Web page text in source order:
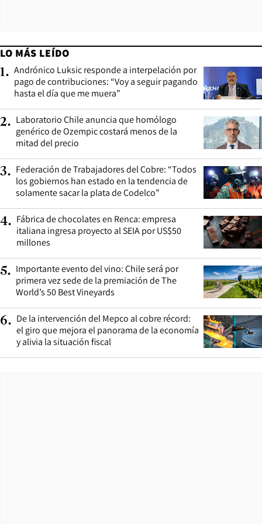
LO MÁS LEÍDO
1. Andrónico Luksic responde a interpelación por
pago de contribuciones: “Voy a seguir pagando
hasta el día que me muera”
2. Laboratorio Chile anuncia que homólogo
genérico de Ozempic costará menos de la
mitad del precio
3. Federación de Trabajadores del Cobre: “Todos
los gobiernos han estado en la tendencia de
solamente sacar la plata de Codelco”
4. Fábrica de chocolates en Renca: empresa
italiana ingresa proyecto al SEIA por US$50
millones
5. Importante evento del vino: Chile será por
primera vez sede de la premiación de The
World’s 50 Best Vineyards
6. De la intervención del Mepco al cobre récord:
el giro que mejora el panorama de la economía
y alivia la situación fiscal